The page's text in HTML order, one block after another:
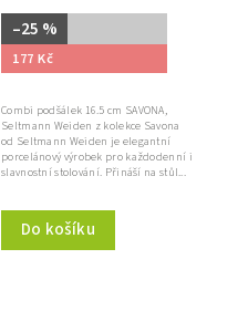
–25 %
177 Kč
Do košíku
Combi podšálek 16.5 cm SAVONA,
Seltmann Weiden z kolekce Savona
od Seltmann Weiden je elegantní
porcelánový výrobek pro každodenní i
slavnostní stolování. Přináší na stůl...